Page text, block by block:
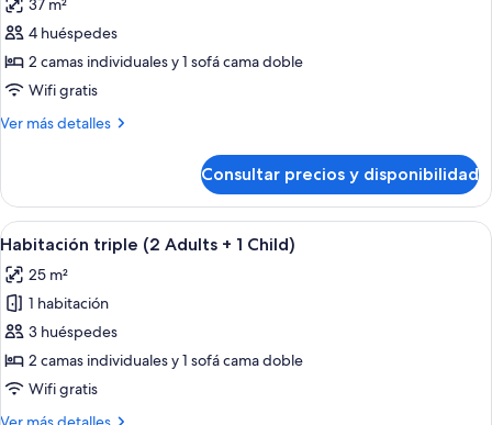
las
fotos
de
Habitación
Familiar
2N
37 m²
4 huéspedes
2 camas individuales y 1 sofá cama doble
Wifi gratis
Ver más detalles
Más
Familiar
2A
+
Consultar precios y disponibilidad
Abrir
todas
las
fotos
de
Habitación
triple
Una habitación de hotel con una
3
Habitación triple (2 Adults + 1 Child)
25 m²
1 habitación
3 huéspedes
2 camas individuales y 1 sofá cama doble
Wifi gratis
Más